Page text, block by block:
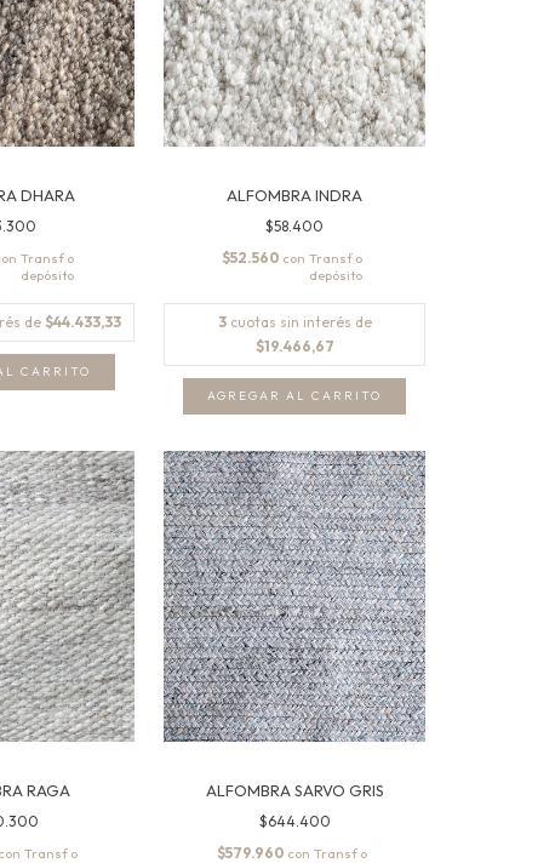
DHARA
de $44.433,33
CARRITO
ALFOMBRA INDRA
$58.400
$52.560 con
3 cuotas sin interés de
$19.466,67
AGREGAR AL CARRITO
RAGA
con
ALFOMBRA SARVO GRIS
$644.400
$579.960 con